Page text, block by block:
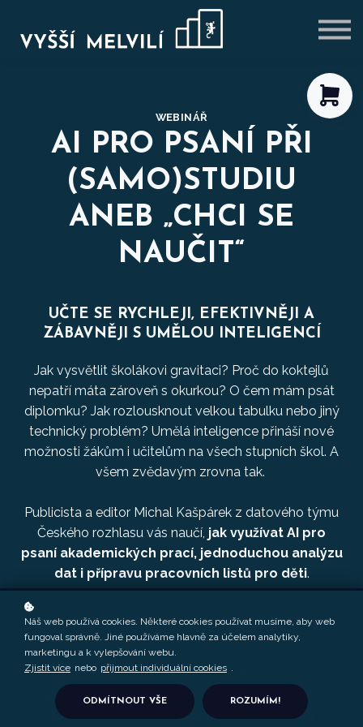
VÝHODNÉ BALÍČKY
BLOG
REGISTROVAT SE
WEBINÁŘ
AI PRO PSANÍ PŘI
(SAMO)STUDIU
ANEB „CHCI SE
NAUČIT“
UČTE SE RYCHLEJI, EFEKTIVNĚJI A
ZÁBAVNĚJI S UMĚLOU INTELIGENCÍ
Jak vysvětlit školákovi gravitaci? Proč do koktejlů
nepatří máta zároveň s okurkou? O čem mám psát
diplomku? Jak rozlousknout velkou tabulku nebo jiný
technický problém? Umělá inteligence přináší nové
možnosti žákům i učitelům na všech stupních škol. A
všem zvědavým zrovna tak.
Publicista a editor Michal Kašpárek z datového týmu
Českého rozhlasu vás naučí, jak využívat AI pro
psaní akademických prací, jednoduchou analýzu
dat i přípravu pracovních listů pro děti.
Udělejte si z AI soukromého učitele či odborného
asistenta.
Webinář proběhl 26. 3. 2025. Pořiďte si záznam a
získejte doprovodné materiály i možnost klást
dotazy lektorovi v komunitě Vyšší melvilí.
Náš web používá cookies. Některé cookies používat musíme, aby web
fungoval správně. Jiné používáme hlavně za účelem analytiky,
marketingu a k vylepšování webu.
Zjistit více nebo přijmout individuální cookies .
ODMÍTNOUT VŠE ROZUMÍM!